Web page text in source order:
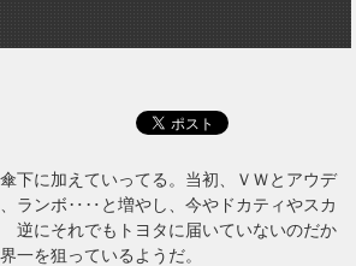
下に加えていってる。当初、ＶＷとアウデ
ランボ‥‥と増やし、今やドカティやスカ
逆にそれでもトヨタに届いていないのだか
一を狙っているようだ。